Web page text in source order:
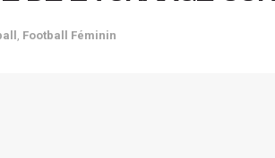
Football Féminin